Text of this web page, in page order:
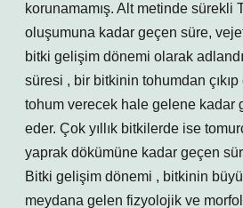
korunamamış. Alt metinde sürekli
oluşumuna kadar geçen süre,
bitki gelişim dönemi olarak
süresi , bir bitkinin tohumdan
tohum verecek hale gelene kadar
eder. Çok yıllık bitkilerde ise
yaprak dökümüne kadar geçen
Bitki gelişim dönemi , bitkinin
meydana gelen fizyolojik ve